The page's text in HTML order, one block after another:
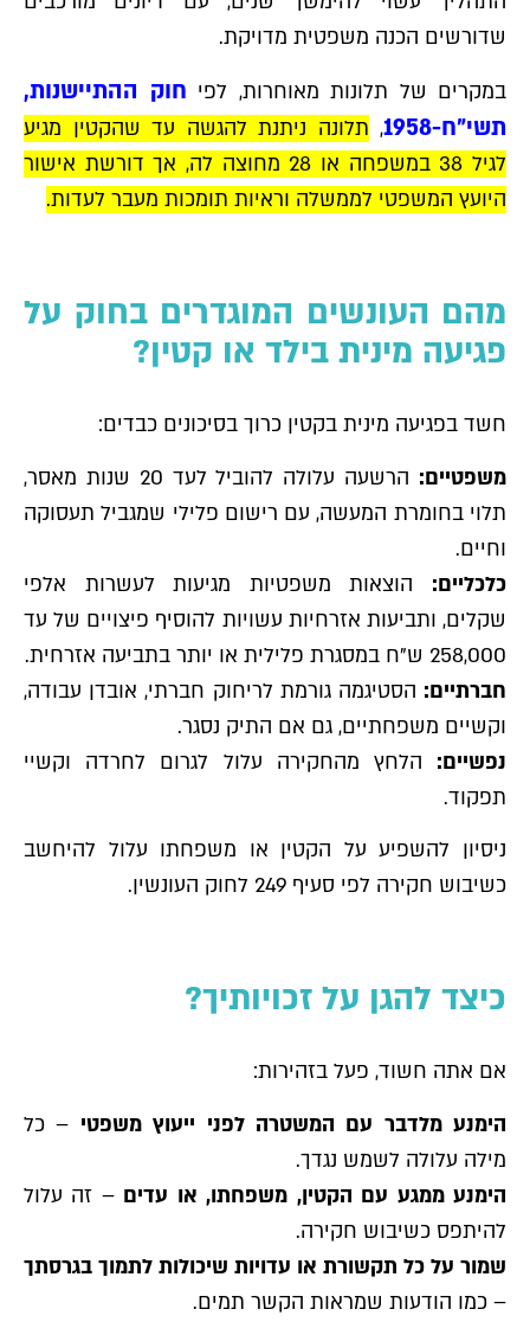
שדורשים הכנה משפטית מדויקת.
במקרים של תלונות מאוחרות, לפי חוק ההתיישנות,
תשי"ח-1958
, תלונה ניתנת להגשה עד שהקטין מגיע
לגיל 38 במשפחה או 28 מחוצה לה, אך דורשת אישור
היועץ המשפטי לממשלה וראיות תומכות מעבר לעדות.
מהם העונשים המוגדרים בחוק על
פגיעה מינית בילד או קטין?
חשד בפגיעה מינית בקטין כרוך בסיכונים כבדים:
משפטיים:
הרשעה עלולה להוביל לעד 20 שנות מאסר,
תלוי בחומרת המעשה, עם רישום פלילי שמגביל תעסוקה
וחיים.
כלכליים: הוצאות משפטיות מגיעות לעשרות אלפי
שקלים, ותביעות אזרחיות עשויות להוסיף פיצויים של עד
258,000 ש"ח במסגרת פלילית או יותר בתביעה אזרחית.
חברתיים: הסטיגמה גורמת לריחוק חברתי, אובדן עבודה,
וקשיים משפחתיים, גם אם התיק נסגר.
נפשיים: הלחץ מהחקירה עלול לגרום לחרדה וקשיי
תפקוד.
ניסיון להשפיע על הקטין או משפחתו עלול להיחשב
כשיבוש חקירה לפי סעיף 249 לחוק העונשין.
כיצד להגן על זכויותיך?
אם אתה חשוד, פעל בזהירות:
הימנע מלדבר עם המשטרה לפני ייעוץ משפטי – כל
מילה עלולה לשמש נגדך.
הימנע ממגע עם הקטין, משפחתו, או עדים – זה עלול
להיתפס כשיבוש חקירה.
שמור על כל תקשורת או עדויות שיכולות לתמוך בגרסתך
– כמו הודעות שמראות הקשר תמים.